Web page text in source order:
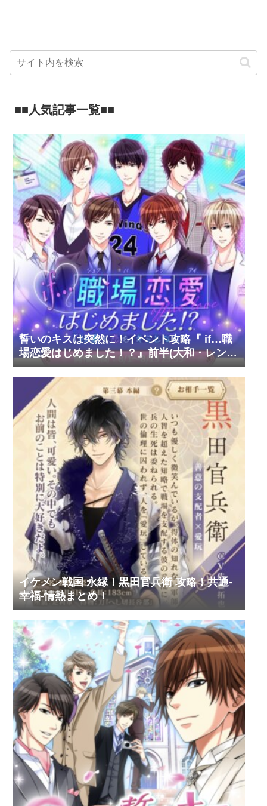
■■人気記事一覧■■
誓いのキスは突然に！イベント攻略『 if…職
場恋愛はじめました！？』前半(大和・レン・
環・蒼太)
イケメン戦国 永縁！黒田官兵衛 攻略！共通-
幸福-情熱まとめ！